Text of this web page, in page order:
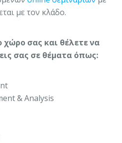
με τον κλάδο.
χώρο σας και θέλετε να
σας σε θέματα όπως:
& Analysis